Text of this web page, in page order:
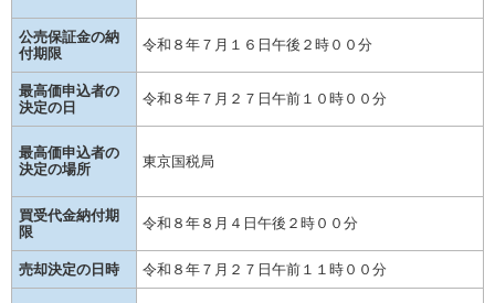
公売保証金の納
付期限
令和８年７月１６日午後２時００分
最高価申込者の
決定の日
令和８年７月２７日午前１０時００分
最高価申込者の
決定の場所
東京国税局
買受代金納付期
限
令和８年８月４日午後２時００分
売却決定の日時 令和８年７月２７日午前１１時００分